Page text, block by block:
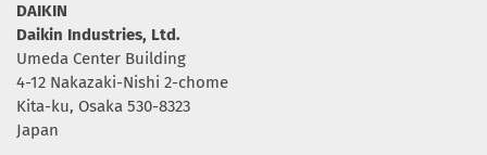
DAIKIN
Daikin Industries, Ltd.
Umeda Center Building
4-12 Nakazaki-Nishi 2-chome
Kita-ku, Osaka 530-8323
Japan